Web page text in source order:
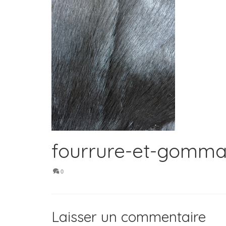
fourrure-et-
0
Laisser un commentaire